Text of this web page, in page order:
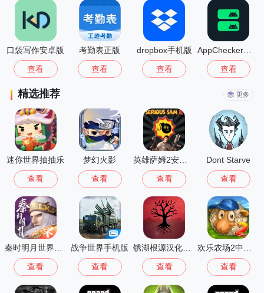
口袋写作安卓版
查看
考勤表正版
查看
dropbox手机版
查看 查看
精选推荐 更多
迷你世界抽抽乐
查看
梦幻火影
查看 查看
Dont Starve
查看
查看
战争世界手机版
查看 查看 查看